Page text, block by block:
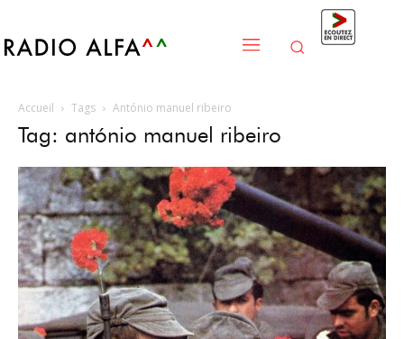
Accueil Tags António manuel ribeiro
Tag: antónio manuel ribeiro